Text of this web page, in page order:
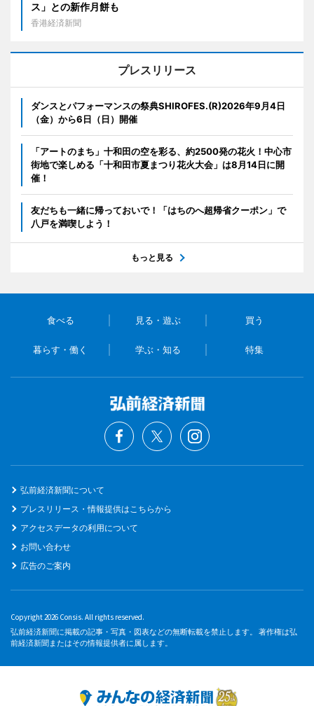
ス」との新作月餅も
香港経済新聞
プレスリリース
ダンスとパフォーマンスの祭典SHIROFES.(R)2026年9月4日
（金）から6日（日）開催
「アートのまち」十和田の空を彩る、約2500発の花火！中心市
街地で楽しめる「十和田市夏まつり花火大会」は8月14日に開
催！
友だちも一緒に帰っておいで！「はちのへ超帰省クーポン」で
八戸を満喫しよう！
もっと見る
食べる 見る・遊ぶ 買う
暮らす・働く 学ぶ・知る 特集
弘前経済新聞について
プレスリリース・情報提供はこちらから
アクセスデータの利用について
お問い合わせ
広告のご案内
Copyright 2026 Consis. All rights reserved.
弘前経済新聞に掲載の記事・写真・図表などの無断転載を禁止します。 著作権は弘
前経済新聞またはその情報提供者に属します。